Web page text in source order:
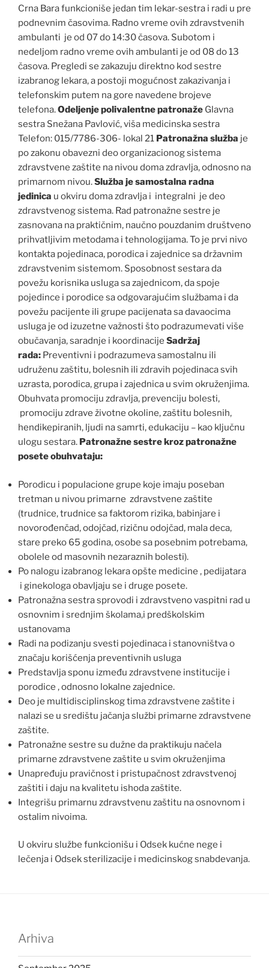
Crna Bara funkcioniše jedan tim lekar-sestra i radi u pre
podnevnim časovima. Radno vreme ovih zdravstvenih
ambulanti je od 07 do 14:30 časova. Subotom i
nedeljom radno vreme ovih ambulanti je od 08 do 13
časova. Pregledi se zakazuju direktno kod sestre
izabranog lekara, a postoji mogućnost zakazivanja i
telefonskim putem na gore navedene brojeve
telefona.Odeljenje polivalentne patronaže Glavna
sestra Snežana Pavlović, viša medicinska sestra
Telefon: 015/7786-306- lokal 21 Patronažna služba je
po zakonu obavezni deo organizacionog sistema
zdravstvene zaštite na nivou doma zdravlja, odnosno na
primarnom nivou.Služba je samostalna radna
jedinica u okviru doma zdravlja i integralni je deo
zdravstvenog sistema. Rad patronažne sestre je
zasnovana na praktičnim, naučno pouzdanim društveno
prihvatljivim metodama i tehnologijama. To je prvi nivo
kontakta pojedinaca, porodica i zajednice sa državnim
zdravstvenim sistemom. Sposobnost sestara da
povežu korisnika usluga sa zajednicom, da spoje
pojedince i porodice sa odgovarajućim službama i da
povežu pacijente ili grupe pacijenata sa davaocima
usluga je od izuzetne važnosti što podrazumevati više
obučavanja, saradnje i koordinacije Sadržaj
rada: Preventivni i podrazumeva samostalnu ili
udruženu zaštitu, bolesnih ili zdravih pojedinaca svih
uzrasta, porodica, grupa i zajednica u svim okruženjima.
Obuhvata promociju zdravlja, prevenciju bolesti,
promociju zdrave životne okoline, zaštitu bolesnih,
hendikepiranih, ljudi na samrti, edukaciju – kao ključnu
ulogu sestara. Patronažne sestre kroz patronažne
posete obuhvataju:
Porodicu i populacione grupe koje imaju poseban
tretman u nivou primarne zdravstvene zaštite
(trudnice, trudnice sa faktorom rizika, babinjare i
novorođenčad, odojčad, rizičnu odojčad, mala deca,
stare preko 65 godina, osobe sa posebnim potrebama,
obolele od masovnih nezaraznih bolesti).
Po nalogu izabranog lekara opšte medicine , pedijatara
i ginekologa obavljaju se i druge posete.
Patronažna sestra sprovodi i zdravstveno vaspitni rad u
osnovnim i srednjim školama,i predškolskim
ustanovama
Radi na podizanju svesti pojedinaca i stanovništva o
značaju korišćenja preventivnih usluga
Predstavlja sponu između zdravstvene institucije i
porodice , odnosno lokalne zajednice.
Deo je multidisciplinskog tima zdravstvene zaštite i
nalazi se u središtu jačanja službi primarne zdravstvene
zaštite.
Patronažne sestre su dužne da praktikuju načela
primarne zdravstvene zaštite u svim okruženjima
Unapređuju pravičnost i pristupačnost zdravstvenoj
zaštiti i daju na kvalitetu ishoda zaštite.
Integrišu primarnu zdravstvenu zaštitu na osnovnom i
ostalim nivoima.
U okviru službe funkcionišu i Odsek kućne nege i
lečenja i Odsek sterilizacije i medicinskog snabdevanja.
Arhiva